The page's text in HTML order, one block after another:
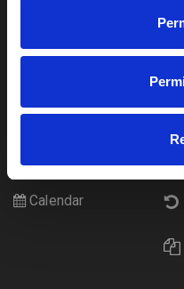
Pentru copii
Diverse
Calendar